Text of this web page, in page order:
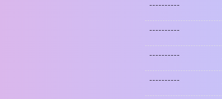
----------
----------
----------
----------